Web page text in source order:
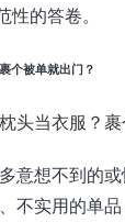
性的答卷。
个被单就出门？
想不到的或
不实用的单